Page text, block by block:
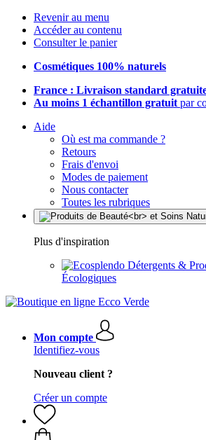
Revenir au menu
Accéder au contenu
Consulter le panier
Cosmétiques 100% naturels
France : Livraison standard
Au moins 1 échantillon gratuit par
Aide
Où est ma commande ?
Retours
Frais d'envoi
Modes de paiement
Nous contacter
Toutes les rubriques
Plus d'inspiration
Détergents &
Écologiques
Mon compte
Identifiez-vous
Nouveau client ?
Créer un compte